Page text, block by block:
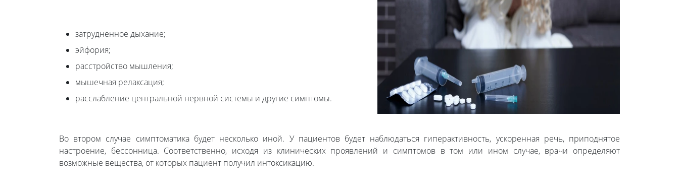
затрудненное дыхание;
эйфория;
расстройство мышления;
мышечная релаксация;
расслабление центральной нервной системы и другие симптомы.
Во втором случае симптоматика будет несколько иной. У пациентов будет наблюдаться гиперактивность, ускоренная речь, приподнятое
настроение, бессонница. Соответственно, исходя из клинических проявлений и симптомов в том или ином случае, врачи определяют
возможные вещества, от которых пациент получил интоксикацию.